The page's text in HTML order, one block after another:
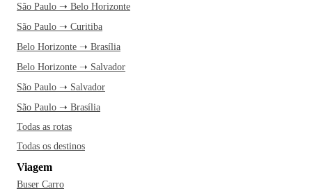
São Paulo ➝ Belo Horizonte
São Paulo ➝ Curitiba
Belo Horizonte ➝ Brasília
Belo Horizonte ➝ Salvador
São Paulo ➝ Salvador
São Paulo ➝ Brasília
Todas as rotas
Todas os destinos
Viagem
Buser Carro